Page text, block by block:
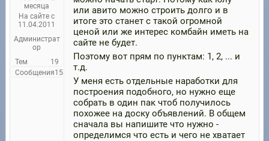
месяца
На сайте с
11.04.2011
Администрат
ор
Тем
19
Сообщения158
или авито можно строить долго и в
итоге это станет с такой огромной
ценой или же интерес комбайн иметь на
сайте не будет.
Поэтому вот прям по пунктам: 1, 2, ... и
т.д.
У меня есть отдельные наработки для
построения подобного, но нужно еще
собрать в один пак чтоб получилось
похожее на доску объявлений. В общем
сначала вы напишите что нужно -
определимся что есть и чего не хватает